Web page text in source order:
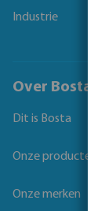
Industrie
Over Bosta
Dit is Bosta
Onze producten
Onze merken